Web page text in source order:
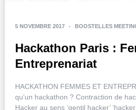
5 NOVEMBRE 2017 - BOOSTELLES
Hackathon Paris :
Entreprenariat
HACKATHON FEMMES ET
qu’un hackathon ? Contraction de
Hacker au sens ‘gentil hacker’